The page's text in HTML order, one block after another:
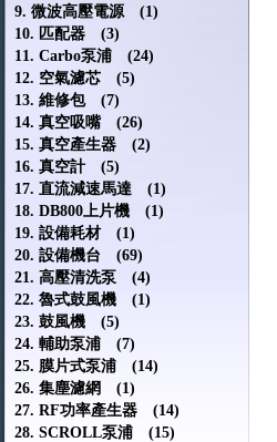
9. 微波高壓電源 (1)
10. 匹配器 (3)
11. Carbo泵浦 (24)
12. 空氣濾芯 (5)
13. 維修包 (7)
14. 真空吸嘴 (26)
15. 真空產生器 (2)
16. 真空計 (5)
17. 直流減速馬達 (1)
18. DB800上片機 (1)
19. 設備耗材 (1)
20. 設備機台 (69)
21. 高壓清洗泵 (4)
22. 魯式鼓風機 (1)
23. 鼓風機 (5)
24. 輔助泵浦 (7)
25. 膜片式泵浦 (14)
26. 集塵濾網 (1)
27. RF功率產生器 (14)
28. SCROLL泵浦 (15)